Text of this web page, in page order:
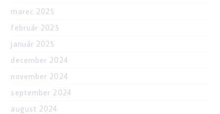
marec 2025
február 2025
január 2025
december 2024
november 2024
september 2024
august 2024